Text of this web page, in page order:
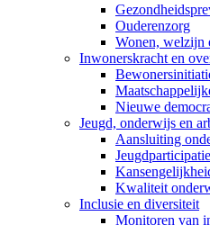
Ouderenzorg
Wonen, welzijn
Inwonerskracht en
Nieuwe
Jeugd, onderwijs en
Aansluiting
Jeugdparticipatie
Kwaliteit
Inclusie en diversiteit
Monitoren van